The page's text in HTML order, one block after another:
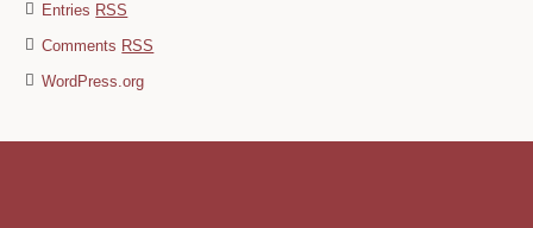
Entries RSS
Comments RSS
WordPress.org